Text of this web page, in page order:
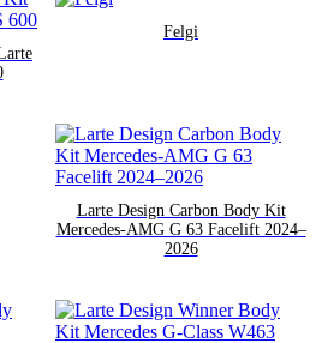
Felgi
Larte Design Carbon Body Kit
Mercedes-AMG G 63 Facelift 2024–
2026